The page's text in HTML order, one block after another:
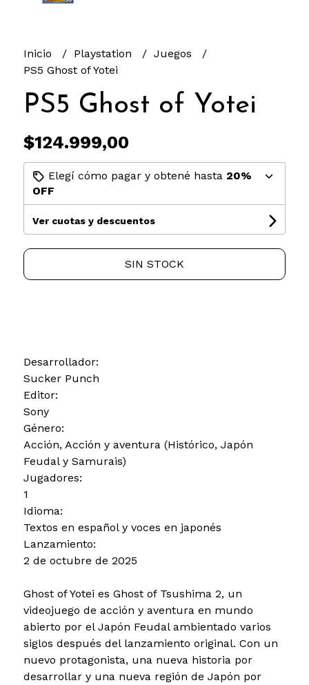
Inicio Playstation
Juegos
PS5 Ghost of Yotei
PS5 Ghost of Yotei
$124.999,00
Elegí cómo pagar y obtené hasta 20%
OFF
Ver cuotas y descuentos
SIN STOCK
Desarrollador:
Sucker Punch
Editor:
Sony
Género:
Acción, Acción y aventura (Histórico, Japón
Feudal y Samurais)
Jugadores:
1
Idioma:
Textos en español y voces en japonés
Lanzamiento:
2 de octubre de 2025
Ghost of Yotei es Ghost of Tsushima 2, un
videojuego de acción y aventura en mundo
abierto por el Japón Feudal ambientado varios
siglos después del lanzamiento original. Con un
nuevo protagonista, una nueva historia por
desarrollar y una nueva región de Japón por